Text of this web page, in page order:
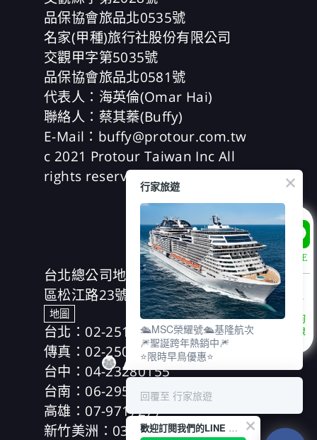
品保協會旅品北0535號
名家(甲種)旅行社股份有限公司
交觀甲字第5035號
品保協會旅品北0581號
代表人：海英倫(Omar Hai)
聯絡人：蔡其蓁(Buffy)
E-Mail：buffy@protour.com.tw
c 2021 Protour Taiwan Inc All
rights reserved
台北總公司地址：(104)台北市中山
區松江路23號7樓、8樓
地圖
台北：02-25166630
傳真：02-25019918
台中：04-23280155
台南：06-2953606
高雄：07-9717277
新竹美洲：03-5354989
LINE
諮詢
專線
行家旅遊
🛳️MSC榮耀號🛳️基隆航次
🎆聖誕跨年熱銷中🎆
⭐限時早鳥優惠⭐
回覆至 行家旅遊
歡迎訂閱我們的LINE 官方帳號